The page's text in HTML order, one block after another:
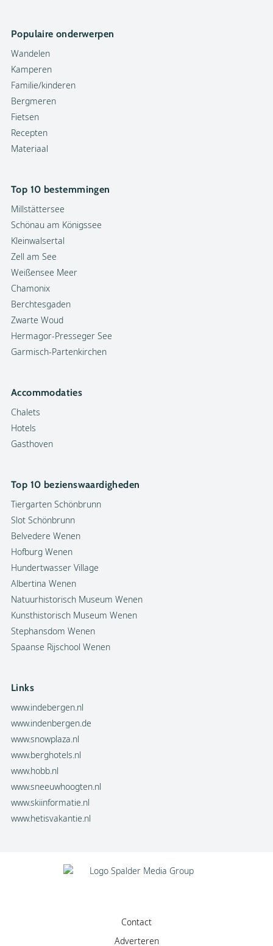
Populaire onderwerpen
Wandelen
Kamperen
Familie/kinderen
Bergmeren
Fietsen
Recepten
Materiaal
Top 10 bestemmingen
Millstättersee
Schönau am Königssee
Kleinwalsertal
Zell am See
Weißensee Meer
Chamonix
Berchtesgaden
Zwarte Woud
Hermagor-Presseger See
Garmisch-Partenkirchen
Accommodaties
Chalets
Hotels
Gasthoven
Top 10 bezienswaardigheden
Tiergarten Schönbrunn
Slot Schönbrunn
Belvedere Wenen
Hofburg Wenen
Hundertwasser Village
Albertina Wenen
Natuurhistorisch Museum Wenen
Kunsthistorisch Museum Wenen
Stephansdom Wenen
Spaanse Rijschool Wenen
Links
www.indebergen.nl
www.indenbergen.de
www.snowplaza.nl
www.berghotels.nl
www.hobb.nl
www.sneeuwhoogten.nl
www.skiinformatie.nl
www.hetisvakantie.nl
Contact
Adverteren